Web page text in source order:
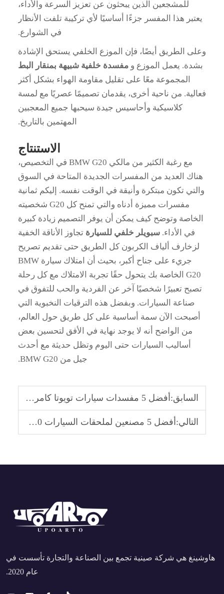
للمشجعين الذين يبحثون عن تعزيز السرعة والأداء،
يعتبر هذا المفسر جزءًا أساسيًا لأي تركيبة تلفت الأنظار
في الشوارع.
وعلى الطريق أيضًا، فإن الموزع الخلفي يستحق الإشادة
بشدة. يعمل الموزع و مفسدة خلفية شبيهة بمنقار البط
المجموعة معًا على تقليل مقاومة الهواء بشكل أكثر
فعالية. من ناحية أخرى، يقدمان تصميمًا عصريًا مع لمسة
كلاسيكية وأحاسيس جيدة سيحبها جميع المعجبين
المهتمين بالتاريخ.
الاستنتاج
مع رغبة الكثير من مالكي BMW G20 في التخصيص،
هناك العديد من المفسرات الجديدة المتاحة في السوق
والتي تكون مبتكرة وأنيقة في الوقت نفسه. إليكم ثمانية
مفسرات مميزة أدناه والتي تمنح كل G20 شخصيته
الخاصة وتوضح كيف يمكن أن يوفر التصميم زيادة كبيرة
في الأداء. سبويلر خلفي للسيارة تجاوز الأناقة الخفية
لزخارف ألياف الكربون كل الطريق حتى تقديم تصريح
جريء على جناح أكبر، بحيث أن امتلاك سيارة BMW
G20 الخاصة بك يتحول حقًا تجربة الامتلاك مع كل رحلة
تصبح تعبيرًا شخصيًا آخر عن الفردية والحب للتفوق في
صناعة السيارات. وبفضل هذه الترقيات النخبوية التي
أصبحت الآن سمة أساسية على كل طريق حول العالم،
من الواضح أنه لا يوجد نهاية في الأفق لتحسين بعض
أساليب السيارات حتى اليوم وتظل حديثة مع أحدث
جيل من BMW G20.
السابق: أفضل 5 مفسدات سيارات تويوتا كامري شائعة في الولايات المتحدة
التالي: أفضل 5 مصنعين لملحقات السيارات BMW G20
هاوشينغ هي شركة صينية تجمع بين الصناعة والتجارة تأسست في
عام 2020.